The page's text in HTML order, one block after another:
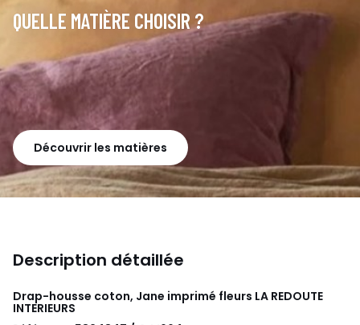
QUELLE MATIÈRE CHOISIR ?
Découvrir les matières
Description détaillée
Drap-housse coton, Jane imprimé fleurs LA REDOUTE
INTERIEURS